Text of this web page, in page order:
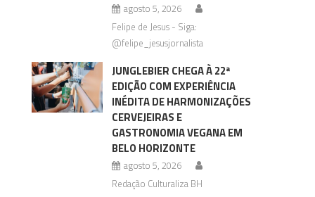
agosto 5, 2026
Felipe de Jesus - Siga:
@felipe_jesusjornalista
JUNGLEBIER CHEGA À 22ª
EDIÇÃO COM EXPERIÊNCIA
INÉDITA DE HARMONIZAÇÕES
CERVEJEIRAS E
GASTRONOMIA VEGANA EM
BELO HORIZONTE
agosto 5, 2026
Redação Culturaliza BH